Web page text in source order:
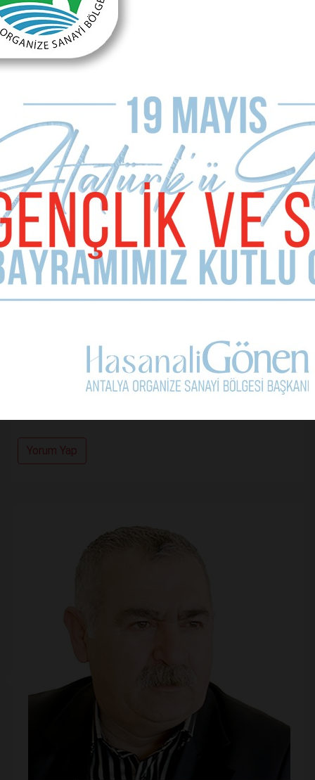
Sizde Yorum Ekleyin
İsim Soyad
E-mail Adresiniz (zorunlu değil)
Telefon (zorunlu değil)
Yorumunuz
Yorum Yap